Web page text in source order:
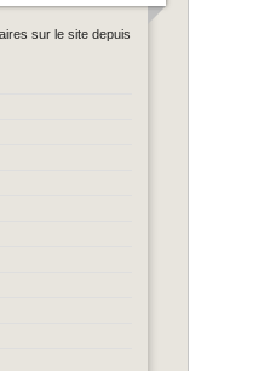
sur le site depuis